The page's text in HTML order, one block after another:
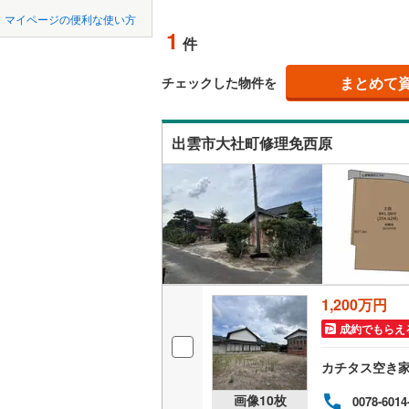
マイページの便利な使い方
1 件
チェックした物件を まとめて
出雲市大社町修理免西原
画像10枚
1,200万円
成約でもらえ
カチタス空き
0078-
福岡
該当物件0件
該当物件0件
該当物件0件
該当物件0件
該当物件0件
オンラ
該当物件0件